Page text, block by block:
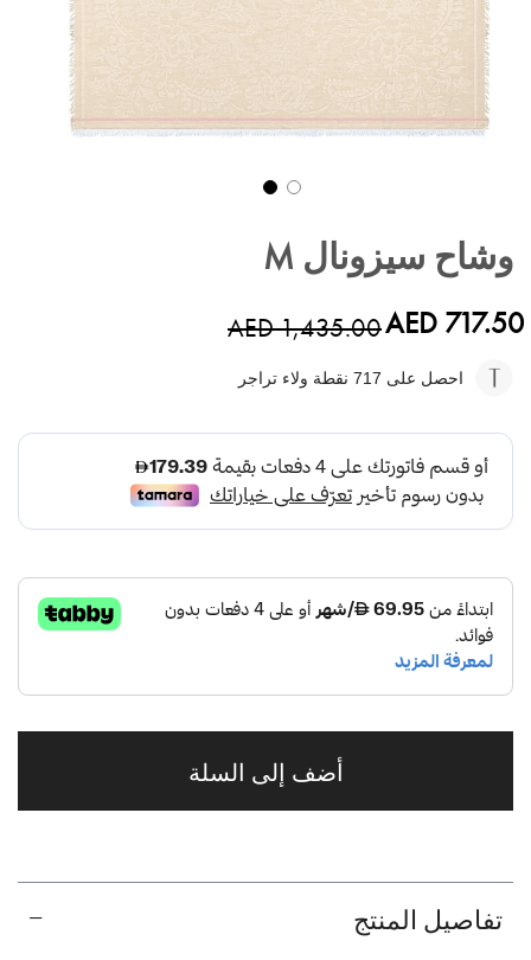
بداية
معرض
وشاح سيزونال M
AED 717.50
AED 1,435.00
احصل على 717 نقطة ولاء تراجر
أضف إلى السلة
تفاصيل المنتج